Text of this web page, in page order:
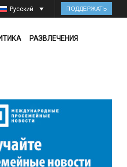
Русский ПОДДЕРЖАТЬ
РАЗВЛЕЧЕНИЯ